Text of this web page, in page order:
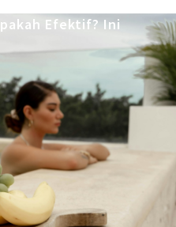
Efektif? Ini